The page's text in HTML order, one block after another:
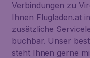
Verbindungen zu
Ihnen Flugladen.at
zusätzliche
buchbar. Unser
steht Ihnen gerne